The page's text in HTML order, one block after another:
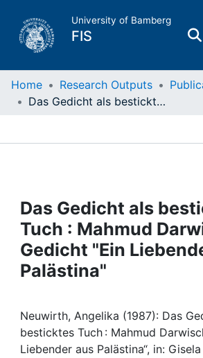
University of Bamberg
FIS
Home
Projects
People
Institutions
Awards
My FIS
Home Research Outputs
Das Gedicht als besticktes Tuch : Mahmud Darwischs Gedicht "Ein Liebender aus Palästina"
Das Gedicht als
Tuch : Mahmud
Gedicht "Ein
Palästina"
Neuwirth, Angelika (1987): Das
besticktes Tuch : Mahmud
Liebender aus Palästina“, in: